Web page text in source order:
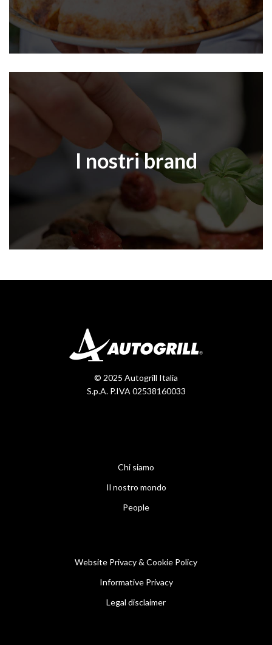
I nostri brand
© 2025 Autogrill Italia
S.p.A. P.IVA 02538160033
Chi siamo
Il nostro mondo
People
Website Privacy & Cookie Policy
Informative Privacy
Legal disclaimer